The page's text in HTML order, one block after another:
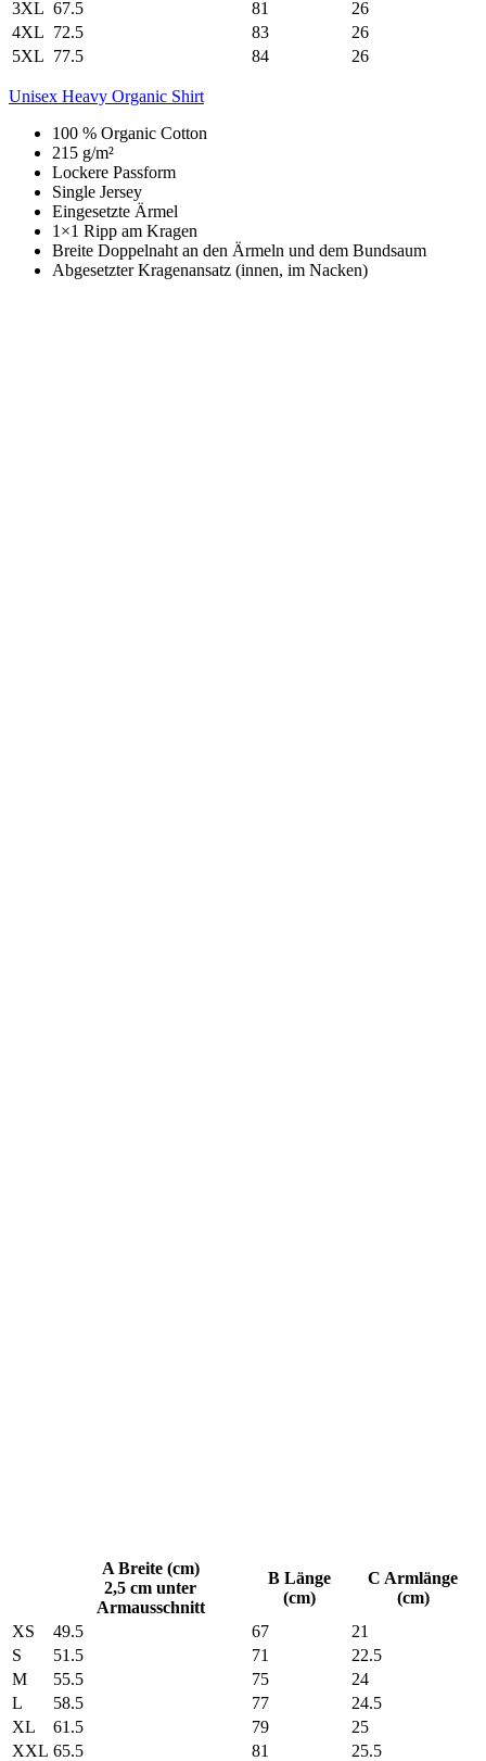
3XL 67.5 81
26
4XL 72.5 83
26
5XL 77.5 84 26
Unisex Heavy Organic Shirt
100 % Organic Cotton
215 g/m²
Lockere Passform
Single Jersey
Eingesetzte Ärmel
1×1 Ripp am Kragen
Breite Doppelnaht an den Ärmeln und dem Bundsaum
Abgesetzter Kragenansatz (innen, im Nacken)
A Breite (cm)
2,5 cm unter
Armausschnitt
B Länge
(cm)
C Armlänge
(cm)
XS
49.5 67
21
S
51.5 71
22.5
M
55.5 75
24
L
58.5 77
24.5
XL
61.5 79
25
XXL 65.5 81
25.5